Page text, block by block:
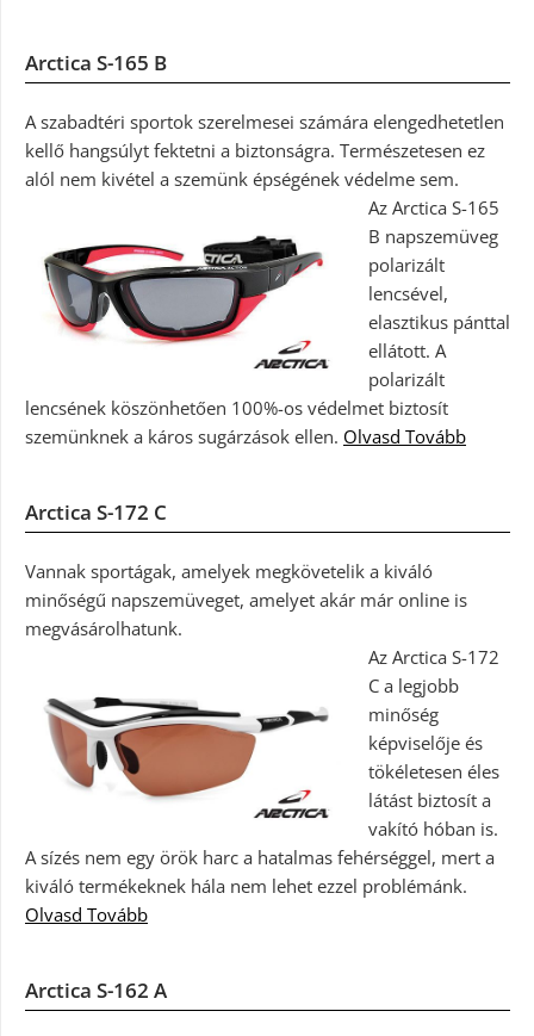
Arctica S-165 B
A szabadtéri sportok szerelmesei számára elengedhetetlen
kellő hangsúlyt fektetni a biztonságra. Természetesen ez
alól nem kivétel a szemünk épségének védelme sem.
Az Arctica S-165
B napszemüveg
polarizált
lencsével,
elasztikus pánttal
ellátott. A
polarizált
lencsének köszönhetően 100%-os védelmet biztosít
szemünknek a káros sugárzások ellen. Olvasd Tovább
Arctica S-172 C
Vannak sportágak, amelyek megkövetelik a kiváló
minőségű napszemüveget, amelyet akár már online is
megvásárolhatunk.
Az Arctica S-172
C a legjobb
minőség
képviselője és
tökéletesen éles
látást biztosít a
vakító hóban is.
A sízés nem egy örök harc a hatalmas fehérséggel, mert a
kiváló termékeknek hála nem lehet ezzel problémánk.
Olvasd Tovább
Arctica S-162 A